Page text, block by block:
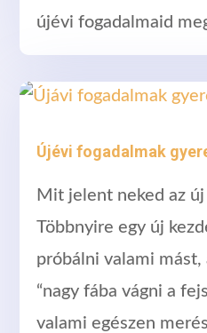
újévi fogadalmaid
Újévi fogadalmak
Mit jelent neked az új
Többnyire egy új
próbálni valami
“nagy fába vágni a
valami egészen